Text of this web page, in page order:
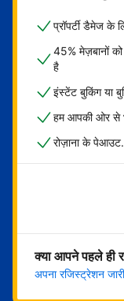
प्रॉपर्टी डैमेज के
45% मेज़बानों
है
इंस्टेंट बुकिंग या
हम आपकी ओर से
रोज़ाना के
क्या आपने पहले ही
अपना रजिस्ट्रेशन